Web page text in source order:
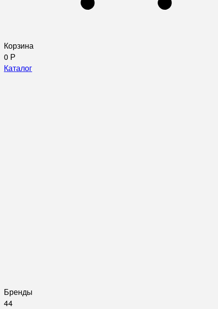
Корзина
0 Р
Каталог
Бренды
44